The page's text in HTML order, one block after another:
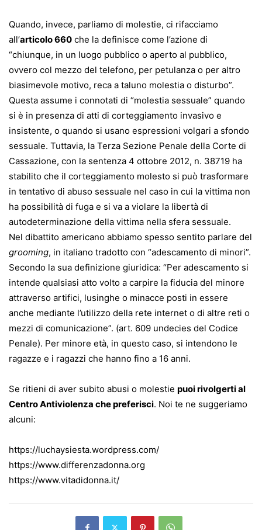
Quando, invece, parliamo di molestie, ci rifacciamo
all’articolo 660 che la definisce come l’azione di
“chiunque, in un luogo pubblico o aperto al pubblico,
ovvero col mezzo del telefono, per petulanza o per altro
biasimevole motivo, reca a taluno molestia o disturbo”.
Questa assume i connotati di “molestia sessuale” quando
si è in presenza di atti di corteggiamento invasivo e
insistente, o quando si usano espressioni volgari a sfondo
sessuale. Tuttavia, la Terza Sezione Penale della Corte di
Cassazione, con la sentenza 4 ottobre 2012, n. 38719 ha
stabilito che il corteggiamento molesto si può trasformare
in tentativo di abuso sessuale nel caso in cui la vittima non
ha possibilità di fuga e si va a violare la libertà di
autodeterminazione della vittima nella sfera sessuale.
Nel dibattito americano abbiamo spesso sentito parlare del
grooming, in italiano tradotto con “adescamento di minori”.
Secondo la sua definizione giuridica: “Per adescamento si
intende qualsiasi atto volto a carpire la fiducia del minore
attraverso artifici, lusinghe o minacce posti in essere
anche mediante l’utilizzo della rete internet o di altre reti o
mezzi di comunicazione”. (art. 609 undecies del Codice
Penale). Per minore età, in questo caso, si intendono le
ragazze e i ragazzi che hanno fino a 16 anni.
Se ritieni di aver subito abusi o molestie puoi rivolgerti al
Centro Antiviolenza che preferisci. Noi te ne suggeriamo
alcuni:
https://luchaysiesta.wordpress.com/
https://www.differenzadonna.org
https://www.vitadidonna.it/